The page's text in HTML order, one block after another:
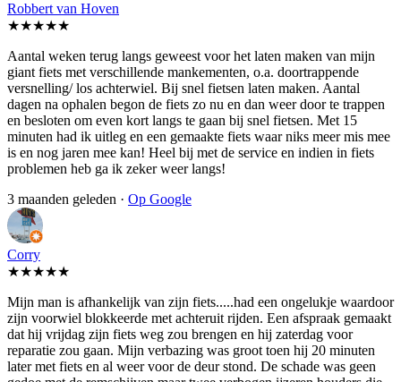
Robbert van Hoven
★★★★★
Aantal weken terug langs geweest voor het laten maken van mijn
giant fiets met verschillende mankementen, o.a. doortrappende
versnelling/ los achterwiel. Bij snel fietsen laten maken. Aantal
dagen na ophalen begon de fiets zo nu en dan weer door te trappen
en besloten om even kort langs te gaan bij snel fietsen. Met 15
minuten had ik uitleg en een gemaakte fiets waar niks meer mis mee
is en nog jaren mee kan! Heel bij met de service en indien in fiets
problemen heb ga ik zeker weer langs!
3 maanden geleden · Op Google
Corry
★★★★★
Mijn man is afhankelijk van zijn fiets.....had een ongelukje waardoor
zijn voorwiel blokkeerde met achteruit rijden. Een afspraak gemaakt
dat hij vrijdag zijn fiets weg zou brengen en hij zaterdag voor
reparatie zou gaan. Mijn verbazing was groot toen hij 20 minuten
later met fiets en al weer voor de deur stond. De schade was geen